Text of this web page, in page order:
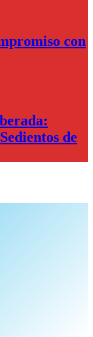
con
de